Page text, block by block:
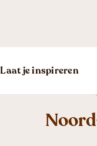
Laat je inspireren